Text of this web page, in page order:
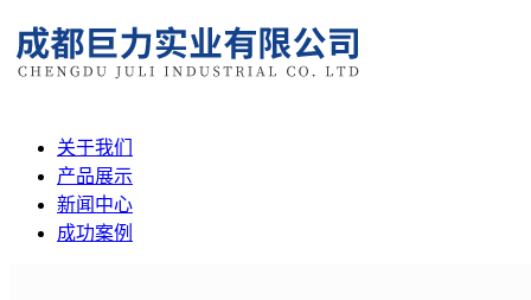
关于我们
产品展示
新闻中心
成功案例